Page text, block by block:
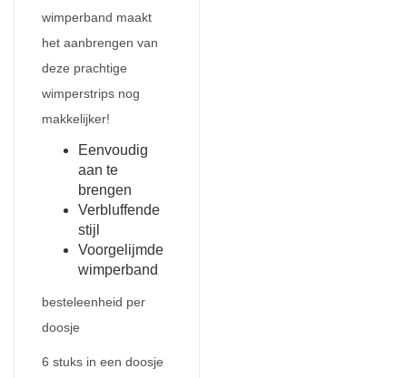
wimperband maakt
het aanbrengen van
deze prachtige
wimperstrips nog
makkelijker!
Eenvoudig
aan te
brengen
Verbluffende
stijl
Voorgelijmde
wimperband
besteleenheid per
doosje
6 stuks in een doosje